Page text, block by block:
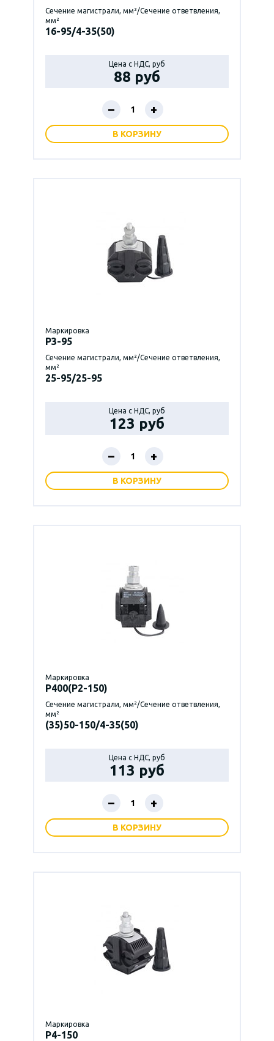
Сечение магистрали, мм²/Сечение ответвления,
мм²
16-95/4-35(50)
Цена с НДС, руб
88 руб
– +
В КОРЗИНУ
Маркировка
P3-95
Сечение магистрали, мм²/Сечение ответвления,
мм²
25-95/25-95
Цена с НДС, руб
123 руб
– +
В КОРЗИНУ
Маркировка
P400(Р2-150)
Сечение магистрали, мм²/Сечение ответвления,
мм²
(35)50-150/4-35(50)
Цена с НДС, руб
113 руб
– +
В КОРЗИНУ
Маркировка
P4-150